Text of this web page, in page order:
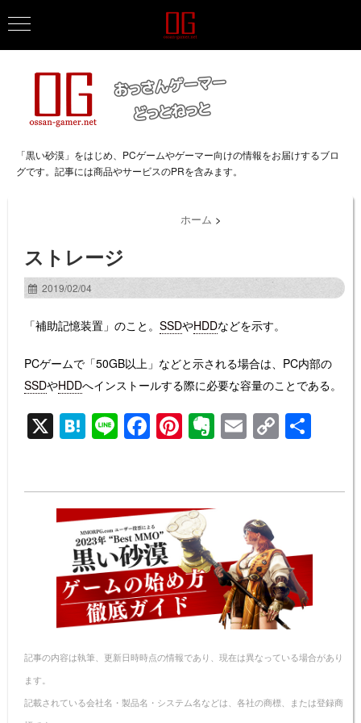
「黒い砂漠」をはじめ、PCゲームやゲーマー向けの情報をお届けするブロ
グです。記事には商品やサービスのPRを含みます。
ホーム >
ストレージ
2019/02/04
「補助記憶装置」のこと。 SSDやHDDなどを示す。
PCゲームで「50GB以上」などと示される場合は、PC内部の
SSDやHDDへインストールする際に必要な容量のことである。
X H
at
n
a
Li
n
F
a
e
b
o
o
k
Pi
nt
e
st
E
v
n
e
E
m
C
o
y
n
k
記事の内容は執筆、更新日時時点の情報であり、現在は異なっている場合があり
ます。
記載されている会社名・製品名・システム名などは、各社の商標、または登録商